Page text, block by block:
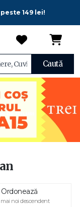
149 lei!
Caută
Ordonează
mai noi descendent